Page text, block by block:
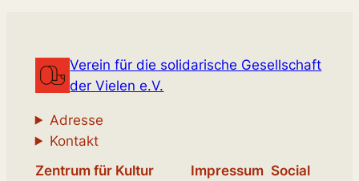
Verein für die solidarische Gesellschaft
der Vielen e.V.
Adresse
Kontakt
Zentrum für Kultur
Impressum Social